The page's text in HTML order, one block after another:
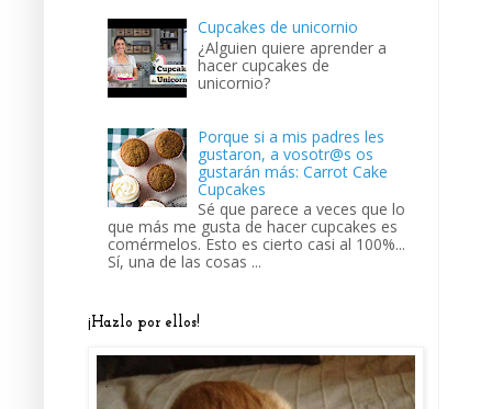
Cupcakes de unicornio
¿Alguien quiere aprender a
hacer cupcakes de
unicornio?
Porque si a mis padres les
gustaron, a vosotr@s os
gustarán más: Carrot Cake
Cupcakes
Sé que parece a veces que lo
que más me gusta de hacer cupcakes es
comérmelos. Esto es cierto casi al 100%...
Sí, una de las cosas ...
¡Hazlo por ellos!